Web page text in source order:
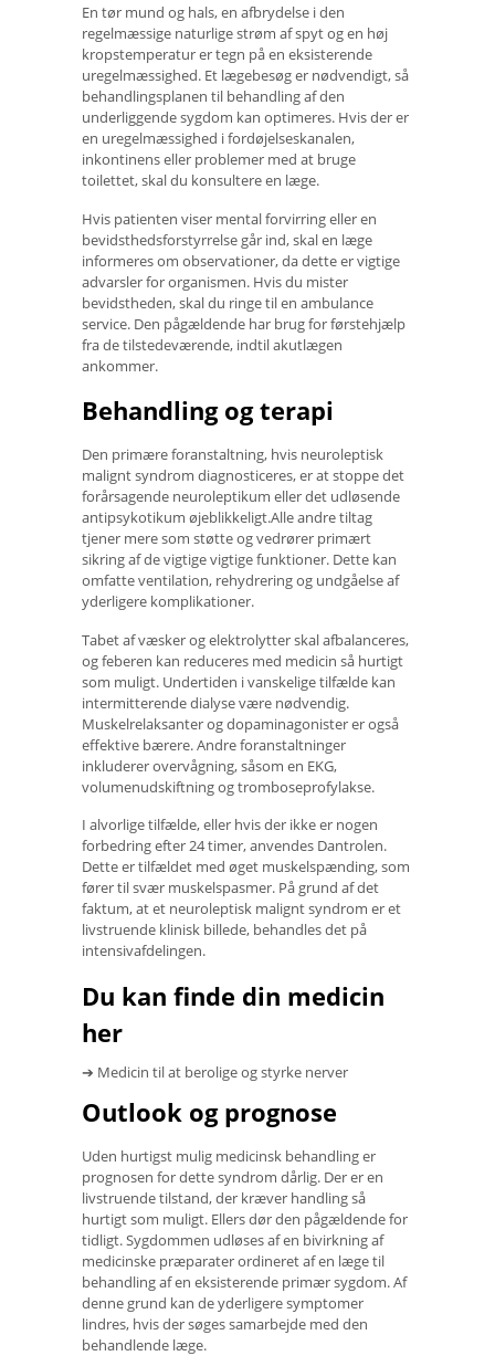
En tør mund og hals, en afbrydelse i den
regelmæssige naturlige strøm af spyt og en høj
kropstemperatur er tegn på en eksisterende
uregelmæssighed. Et lægebesøg er nødvendigt, så
behandlingsplanen til behandling af den
underliggende sygdom kan optimeres. Hvis der er
en uregelmæssighed i fordøjelseskanalen,
inkontinens eller problemer med at bruge
toilettet, skal du konsultere en læge.
Hvis patienten viser mental forvirring eller en
bevidsthedsforstyrrelse går ind, skal en læge
informeres om observationer, da dette er vigtige
advarsler for organismen. Hvis du mister
bevidstheden, skal du ringe til en ambulance
service. Den pågældende har brug for førstehjælp
fra de tilstedeværende, indtil akutlægen
ankommer.
Behandling og terapi
Den primære foranstaltning, hvis neuroleptisk
malignt syndrom diagnosticeres, er at stoppe det
forårsagende neuroleptikum eller det udløsende
antipsykotikum øjeblikkeligt.Alle andre tiltag
tjener mere som støtte og vedrører primært
sikring af de vigtige vigtige funktioner. Dette kan
omfatte ventilation, rehydrering og undgåelse af
yderligere komplikationer.
Tabet af væsker og elektrolytter skal afbalanceres,
og feberen kan reduceres med medicin så hurtigt
som muligt. Undertiden i vanskelige tilfælde kan
intermitterende dialyse være nødvendig.
Muskelrelaksanter og dopaminagonister er også
effektive bærere. Andre foranstaltninger
inkluderer overvågning, såsom en EKG,
volumenudskiftning og tromboseprofylakse.
I alvorlige tilfælde, eller hvis der ikke er nogen
forbedring efter 24 timer, anvendes Dantrolen.
Dette er tilfældet med øget muskelspænding, som
fører til svær muskelspasmer. På grund af det
faktum, at et neuroleptisk malignt syndrom er et
livstruende klinisk billede, behandles det på
intensivafdelingen.
Du kan finde din medicin
her
➔ Medicin til at berolige og styrke nerver
Outlook og prognose
Uden hurtigst mulig medicinsk behandling er
prognosen for dette syndrom dårlig. Der er en
livstruende tilstand, der kræver handling så
hurtigt som muligt. Ellers dør den pågældende for
tidligt. Sygdommen udløses af en bivirkning af
medicinske præparater ordineret af en læge til
behandling af en eksisterende primær sygdom. Af
denne grund kan de yderligere symptomer
lindres, hvis der søges samarbejde med den
behandlende læge.